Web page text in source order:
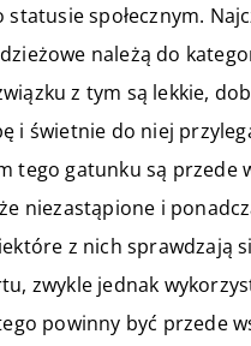
społecznym.
należą do
z tym są lekkie,
i świetnie do niej
tego gatunku są przede
niezastąpione i
z nich sprawdzają
zwykle jednak
powinny być przede